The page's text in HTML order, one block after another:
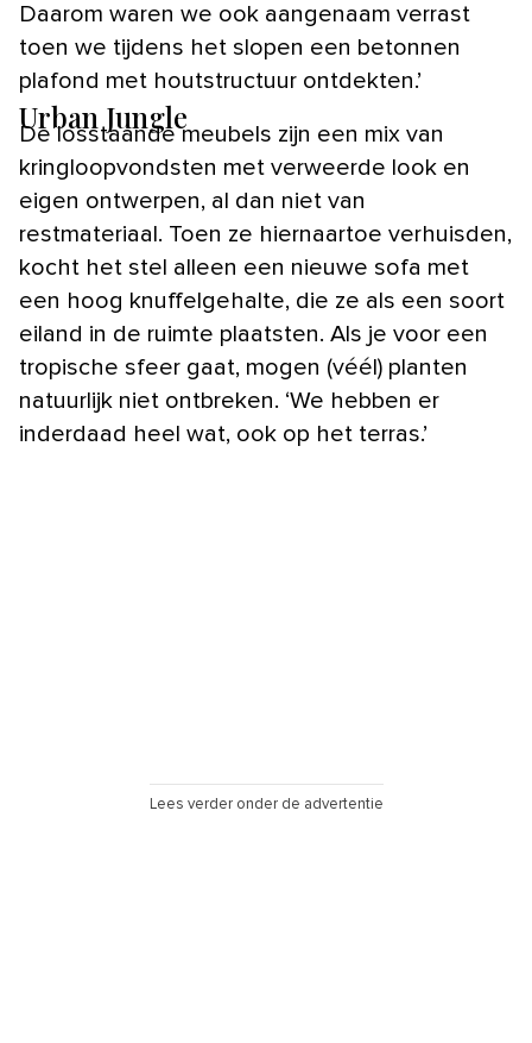
Daarom waren we ook aangenaam verrast
toen we tijdens het slopen een betonnen
plafond met houtstructuur ontdekten.’
Urban Jungle
De losstaande meubels zijn een mix van
kringloopvondsten met verweerde look en
eigen ontwerpen, al dan niet van
restmateriaal. Toen ze hiernaartoe verhuisden,
kocht het stel alleen een nieuwe sofa met
een hoog knuffelgehalte, die ze als een soort
eiland in de ruimte plaatsten. Als je voor een
tropische sfeer gaat, mogen (véél) planten
natuurlijk niet ontbreken. ‘We hebben er
inderdaad heel wat, ook op het terras.’
Lees verder onder de advertentie